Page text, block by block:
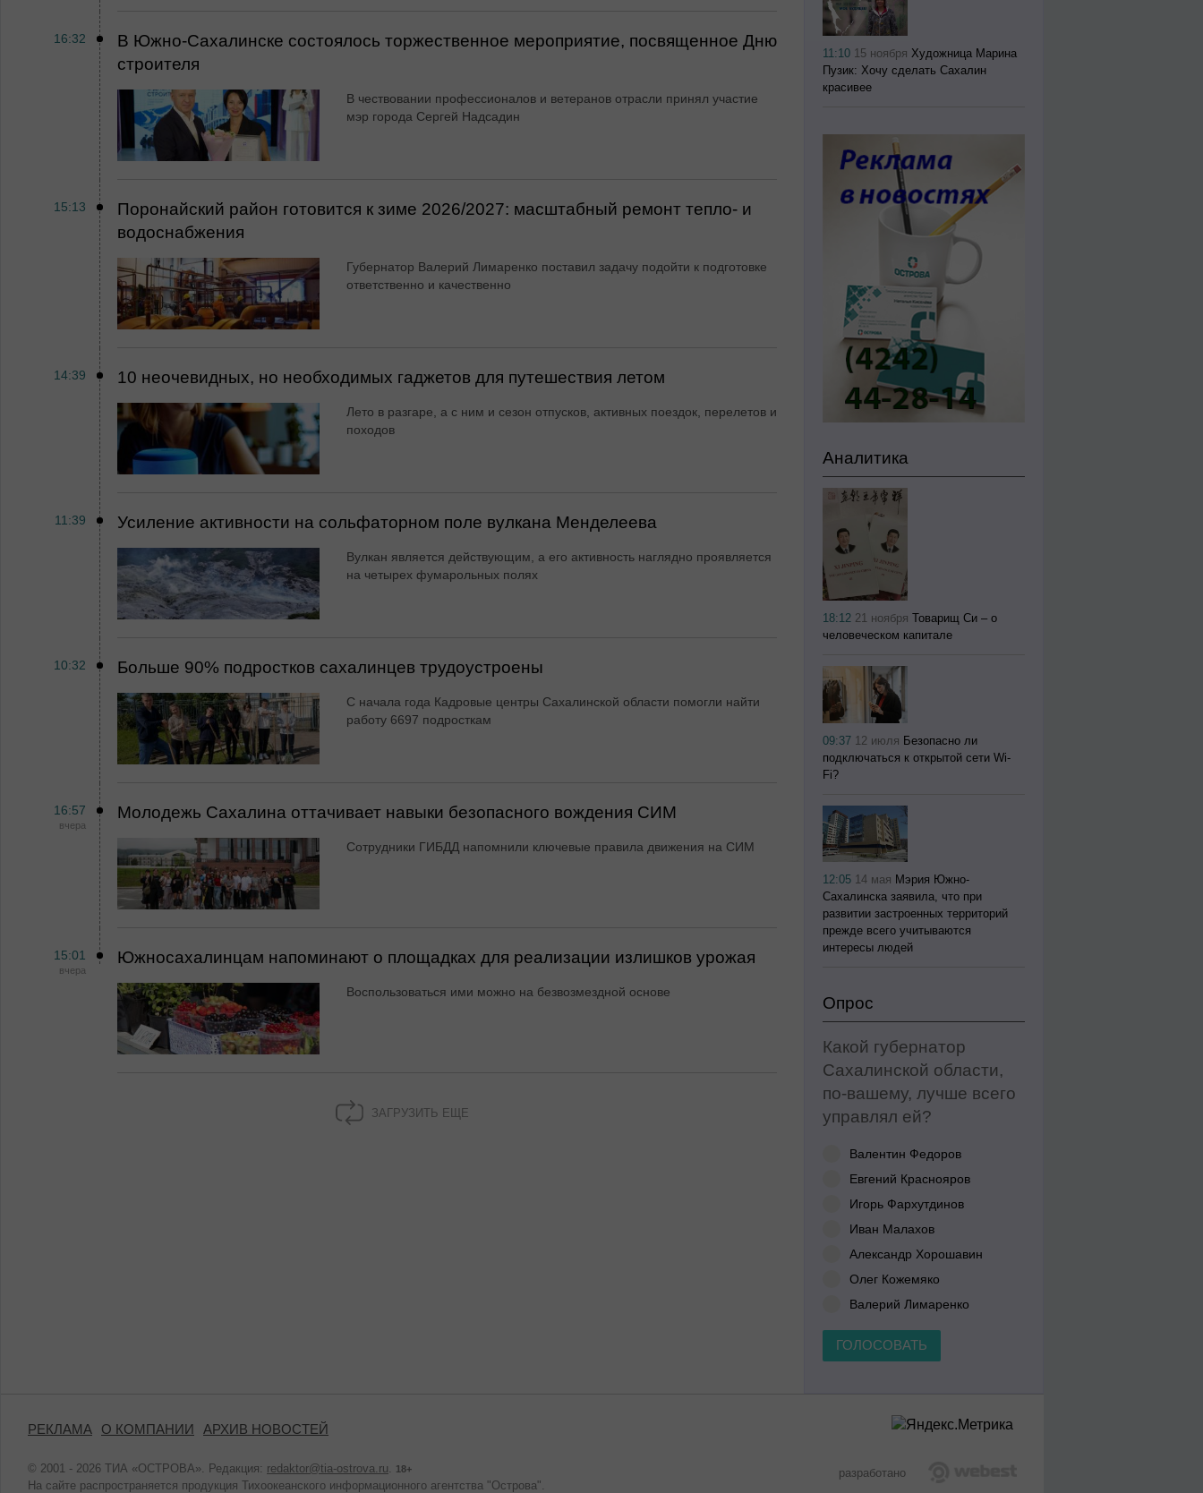
16:32
В Южно-Сахалинске состоялось торжественное мероприятие, посвященное Дню
строителя
В чествовании профессионалов и ветеранов отрасли принял участие
мэр города Сергей Надсадин
15:13
Поронайский район готовится к зиме 2026/2027: масштабный ремонт тепло- и
водоснабжения
Губернатор Валерий Лимаренко поставил задачу подойти к подготовке
ответственно и качественно
14:39 10 неочевидных, но необходимых гаджетов для путешествия летом
Лето в разгаре, а с ним и сезон отпусков, активных поездок, перелетов и
походов
11:39 Усиление активности на сольфаторном поле вулкана Менделеева
Вулкан является действующим, а его активность наглядно проявляется
на четырех фумарольных полях
10:32 Больше 90% подростков сахалинцев трудоустроены
С начала года Кадровые центры Сахалинской области помогли найти
работу 6697 подросткам
16:57
вчера
Молодежь Сахалина оттачивает навыки безопасного вождения СИМ
Сотрудники ГИБДД напомнили ключевые правила движения на СИМ
15:01
вчера
Южносахалинцам напоминают о площадках для реализации излишков урожая
Воспользоваться ими можно на безвозмездной основе
ЗАГРУЗИТЬ ЕЩЕ
11:10 15 ноября Художница Марина
Пузик: Хочу сделать Сахалин
красивее
Аналитика
18:12 21 ноября Товарищ Си – о
человеческом капитале
09:37 12 июля Безопасно ли
подключаться к открытой сети Wi-
Fi?
12:05 14 мая Мэрия Южно-
Сахалинска заявила, что при
развитии застроенных территорий
прежде всего учитываются
интересы людей
Опрос
Какой губернатор
Сахалинской области,
по-вашему, лучше всего
управлял ей?
Валентин Федоров
Евгений Краснояров
Игорь Фархутдинов
Иван Малахов
Александр Хорошавин
Олег Кожемяко
Валерий Лимаренко
ГОЛОСОВАТЬ
РЕКЛАМА О КОМПАНИИ АРХИВ НОВОСТЕЙ
© 2001 - 2026 ТИА «ОСТРОВА». Редакция: redaktor@tia-ostrova.ru 18+
На сайте распространяется продукция Тихоокеанского информационного агентства "Острова".
разработано